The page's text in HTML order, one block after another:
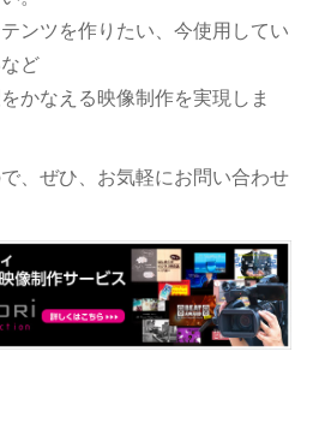
ンツを作りたい、今使用してい
ど
かなえる映像制作を実現しま
、ぜひ、お気軽にお問い合わせ